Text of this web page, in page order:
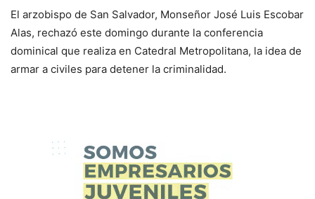
El arzobispo de San Salvador, Monseñor José Luis Escobar
Alas, rechazó este domingo durante la conferencia
dominical que realiza en Catedral Metropolitana, la idea de
armar a civiles para detener la criminalidad.